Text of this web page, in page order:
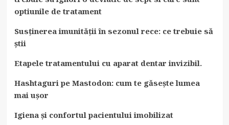
optiunile de tratament
Susținerea imunității în sezonul rece: ce trebuie să
știi
Etapele tratamentului cu aparat dentar invizibil.
Hashtaguri pe Mastodon: cum te găsește lumea
mai ușor
Igiena și confortul pacientului imobilizat